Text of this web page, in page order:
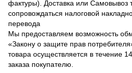
фактуры). Доставка или Самовывоз
сопровождаться налоговой
перевода
Мы предоставляем возможность
«Закону о защите прав
товара осуществляется в течение
заказа покупателю.